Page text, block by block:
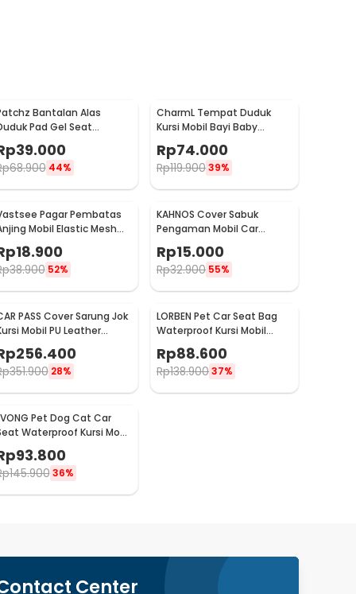
Bantalan Alas
Pad Gel Seat
Cushion Non Slip Ultra
- SC-015
39.000
68.900 44%
CharmL Tempat Duduk
Kursi Mobil Bayi Baby
Rp74.000
Rp119.90039%
Pagar Pembatas
Mobil Elastic Mesh
Fence Pet 3 Layer - YG05
18.900
38.900 52%
KAHNOS Cover Sabuk
Pengaman Mobil Car
KH2252
Rp15.000
Rp32.900 55%
PASS Cover Sarung Jok
Mobil PU Leather
Universal Seat Cover - R25
256.400
351.900 28%
LORBEN Pet Car Seat Bag
Waterproof Kursi Mobil
Anjing Kucing - LR40
Rp88.600
Rp138.90037%
Pet Dog Cat Car
Waterproof Kursi Mobil
Anjing Kucing - LV525
93.800
145.900 36%
Center